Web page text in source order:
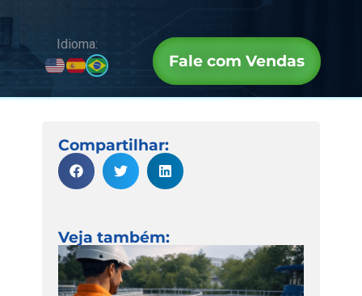
Idioma:
Fale com Vendas
Compartilhar:
Veja também: